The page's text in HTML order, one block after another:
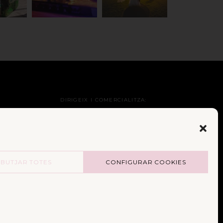
TOTES CONFIGURAR COOKIES
DIRIGEIX I COMERCIALITZA:
PATROCINI INSTITUCIONAL: